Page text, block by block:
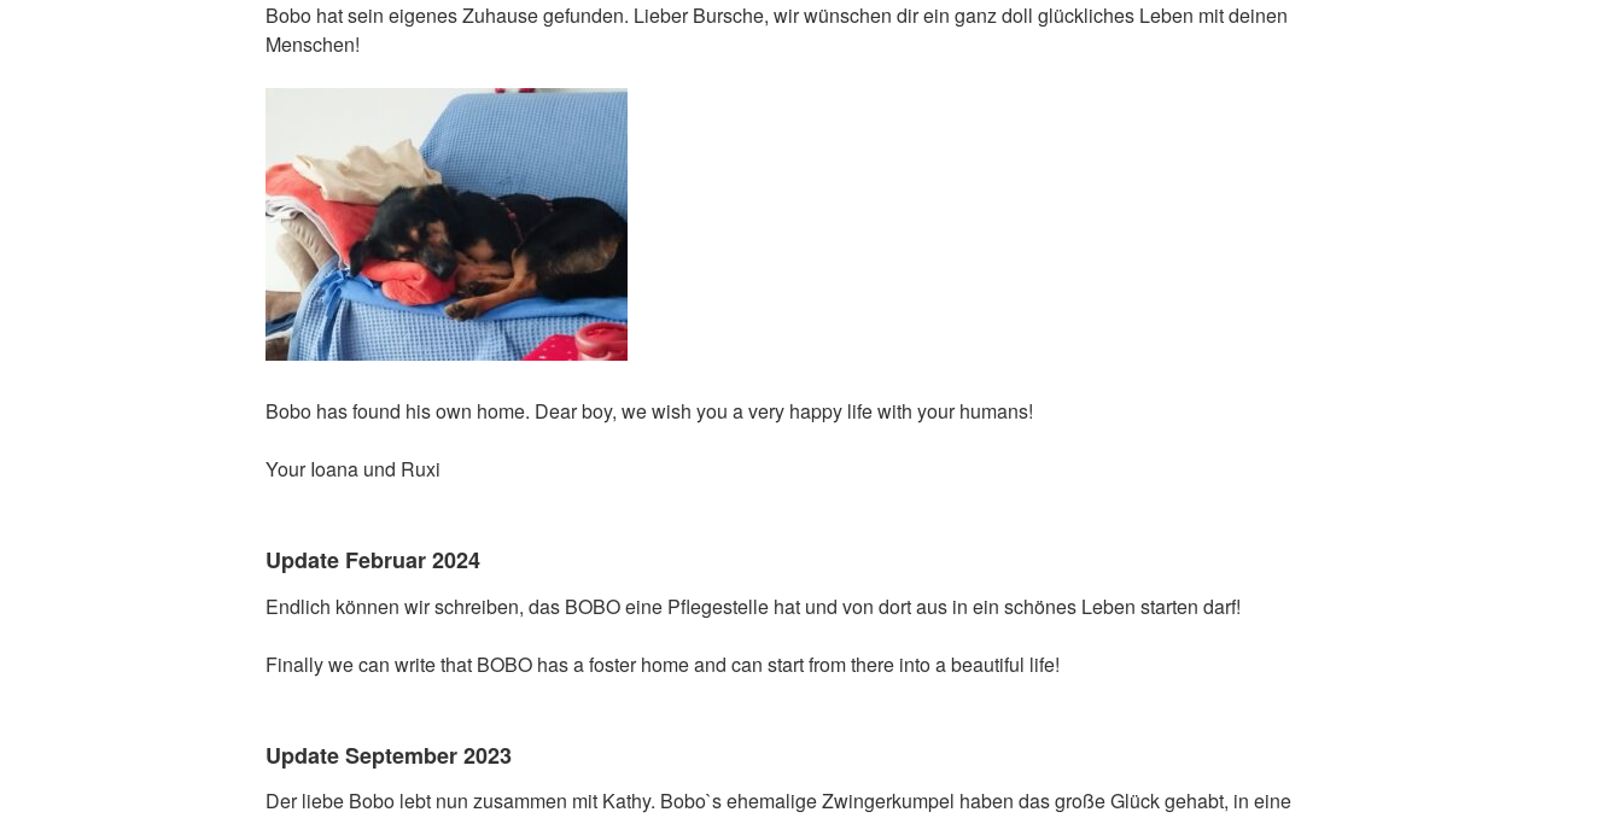
Bobo hat sein eigenes Zuhause gefunden. Lieber Bursche, wir wünschen dir ein ganz doll glückliches Leben mit deinen
Menschen!
Bobo has found his own home. Dear boy, we wish you a very happy life with your humans!
Your Ioana und Ruxi
Update Februar 2024
Endlich können wir schreiben, das BOBO eine Pflegestelle hat und von dort aus in ein schönes Leben starten darf!
Finally we can write that BOBO has a foster home and can start from there into a beautiful life!
Update September 2023
Der liebe Bobo lebt nun zusammen mit Kathy. Bobo`s ehemalige Zwingerkumpel haben das große Glück gehabt, in eine